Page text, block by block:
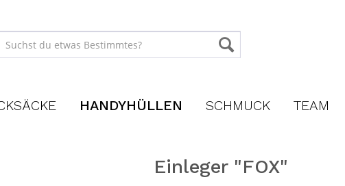
HANDYHÜLLEN SCHMUCK TEAM
Einleger "FOX"